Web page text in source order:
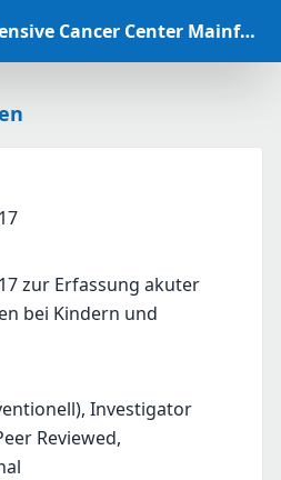
Comprehensive Cancer Center Mainfranken Studiendatenbank
zur Erfassung akuter
bei Kindern und
Investigator
Reviewed,